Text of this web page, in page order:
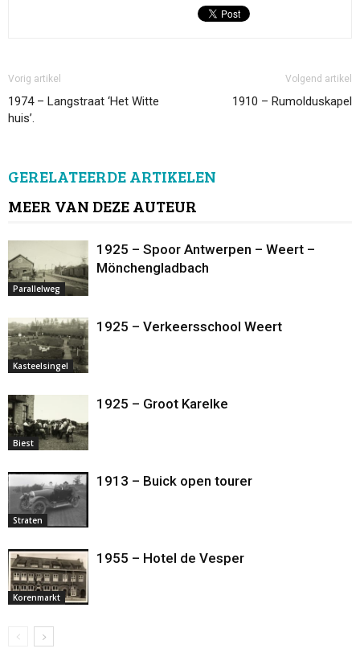
Vorig artikel
1974 – Langstraat ‘Het Witte
huis’.
Volgend artikel
1910 – Rumolduskapel
GERELATEERDE ARTIKELEN
MEER VAN DEZE AUTEUR
Parallelweg
1925 – Spoor Antwerpen – Weert –
Mönchengladbach
Kasteelsingel
1925 – Verkeersschool Weert
Biest
1925 – Groot Karelke
Straten
1913 – Buick open tourer
Korenmarkt
1955 – Hotel de Vesper